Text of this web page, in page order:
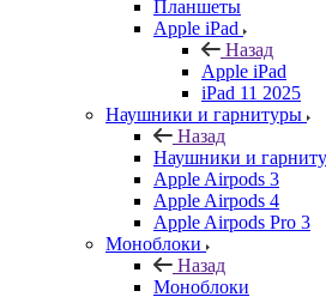
Планшеты
Apple iPad
Назад
Apple iPad
iPad 11 2025
Наушники и гарнитуры
Назад
Наушники и
Apple Airpods 3
Apple Airpods 4
Apple Airpods Pro 3
Моноблоки
Назад
Моноблоки